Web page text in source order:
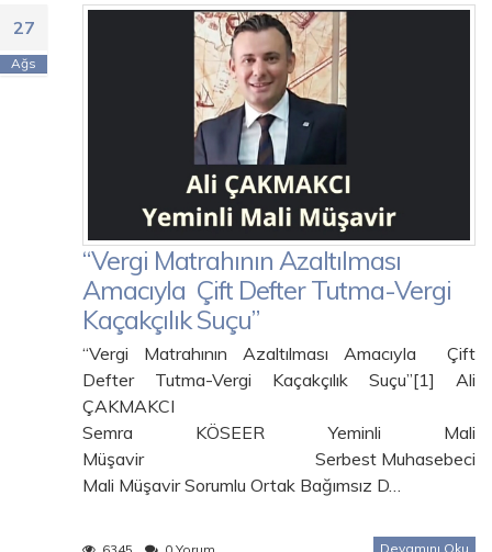
27
Ağs
“Vergi Matrahının Azaltılması
Amacıyla Çift Defter Tutma-Vergi
Kaçakçılık Suçu”
“Vergi Matrahının Azaltılması Amacıyla Çift
Defter Tutma-Vergi Kaçakçılık Suçu”[1] Ali
ÇAKMAKCI
Semra KÖSEER Yeminli Mali
Müşavir Serbest Muhasebeci
Mali Müşavir Sorumlu Ortak Bağımsız D…
Devamını Oku